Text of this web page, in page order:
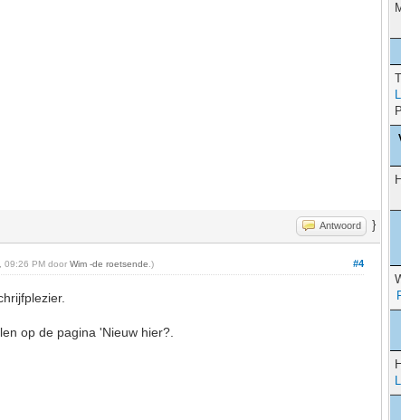
Antwoord }
#4
09:26 PM doorWim -de roetsende .)
op de pagina 'Nieuw hier?.